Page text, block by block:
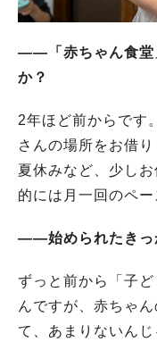
――「赤ちゃん食堂
か？
2年ほど前からです
さんの場所をお借
夏休みなど、少し
的には月一回のペー
――始められたきっ
ずっと前から「子
んですが、赤ちゃ
て、あまりないん